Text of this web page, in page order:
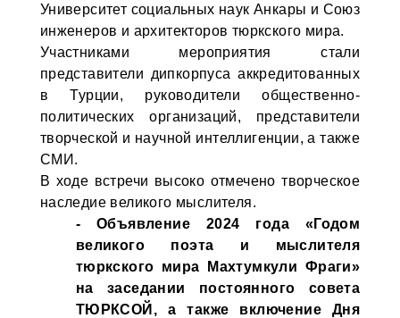
Университет социальных наук Анкары и Союз
инженеров и архитекторов тюркского мира.
Участниками мероприятия стали
представители дипкорпуса аккредитованных
в Турции, руководители общественно-
политических организаций, представители
творческой и научной интеллигенции, а также
СМИ.
В ходе встречи высоко отмечено творческое
наследие великого мыслителя.
- Объявление 2024 года «Годом
великого поэта и мыслителя
тюркского мира Махтумкули Фраги»
на заседании постоянного совета
ТЮРКСОЙ, а также включение Дня